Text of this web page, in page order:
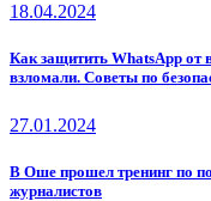
18.04.2024
Как защитить WhatsApp от
взломали. Советы по
27.01.2024
В Оше прошел тренинг по
журналистов